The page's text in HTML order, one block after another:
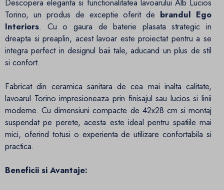
Descopera eleganta si functionalitatea lavoarului Alb Lucios
Torino, un produs de exceptie oferit de brandul Ego
Interiors. Cu o gaura de baterie plasata strategic in
dreapta si preaplin, acest lavoar este proiectat pentru a se
integra perfect in designul baii tale, aducand un plus de stil
si confort.
Fabricat din ceramica sanitara de cea mai inalta calitate,
lavoarul Torino impresioneaza prin finisajul sau lucios si linii
moderne. Cu dimensiuni compacte de 42x28 cm si montaj
suspendat pe perete, acesta este ideal pentru spatiile mai
mici, oferind totusi o experienta de utilizare confortabila si
practica.
Beneficii si Avantaje: